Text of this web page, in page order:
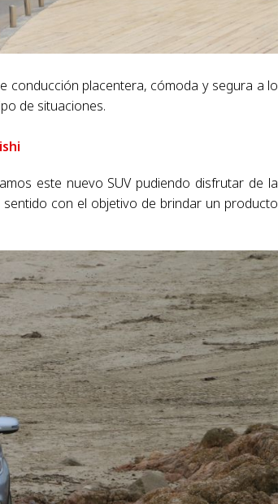
conducción placentera, cómoda y segura a lo
de situaciones.
este nuevo SUV pudiendo disfrutar de la
con el objetivo de brindar un producto